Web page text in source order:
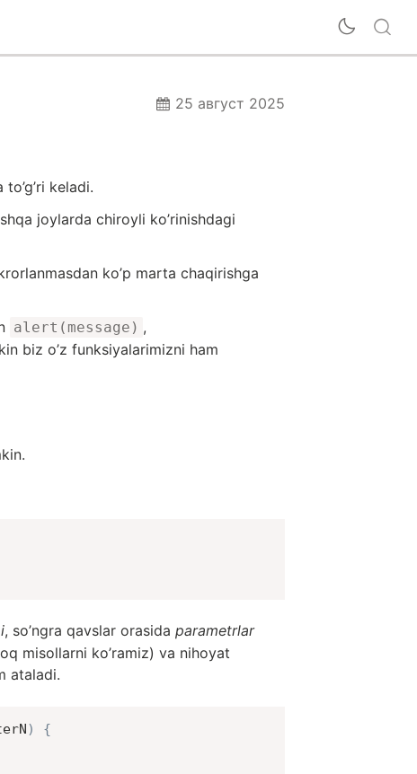
25 август 2025
keladi.
joylarda chiroyli ko’rinishdagi
ko’p marta chaqirishga
alert(message) ,
biz o’z funksiyalarimizni ham
, so’ngra qavslar orasida parametrlar
misollarni ko’ramiz) va nihoyat
ataladi.
)
{